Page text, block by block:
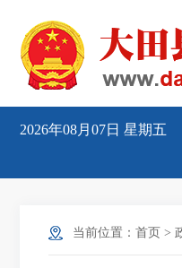
2026年08月07日 星期五
当前位置： 首页 >